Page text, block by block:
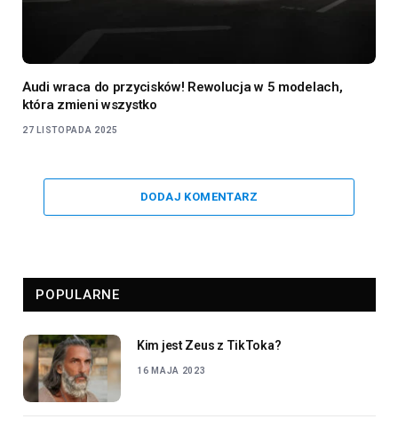
Audi wraca do przycisków! Rewolucja w 5 modelach,
która zmieni wszystko
27 LISTOPADA 2025
DODAJ KOMENTARZ
POPULARNE
Kim jest Zeus z TikToka?
16 MAJA 2023